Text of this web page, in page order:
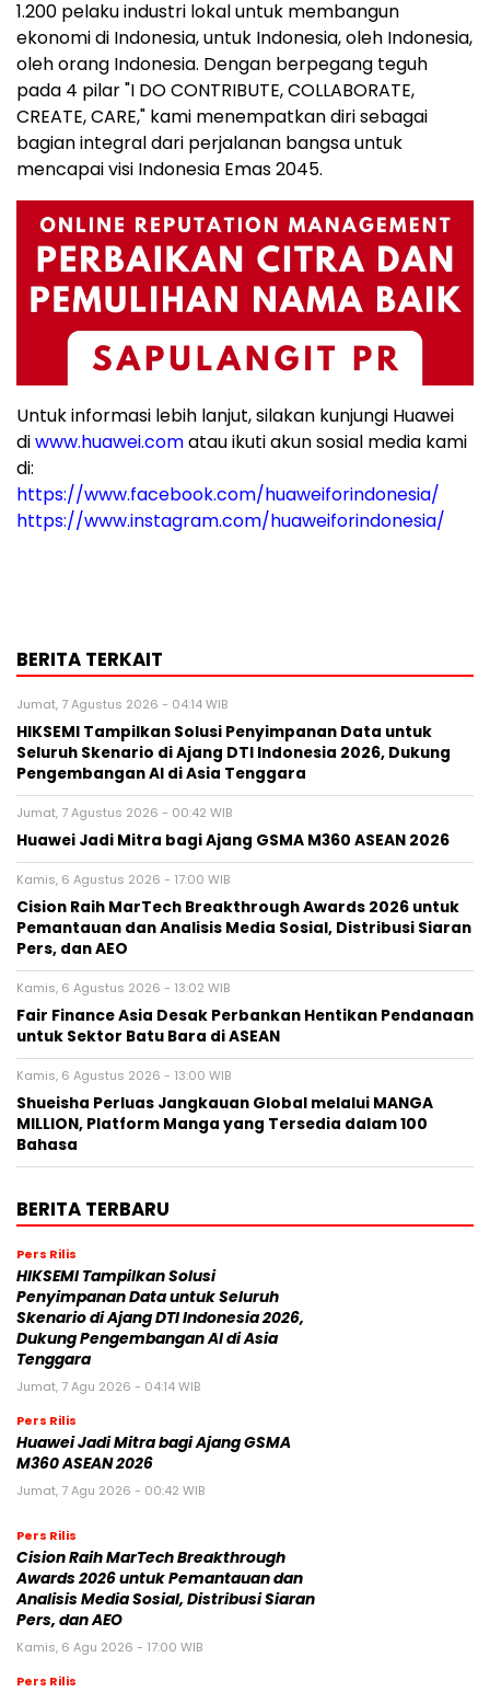
1.200 pelaku industri lokal untuk membangun
ekonomi di Indonesia, untuk Indonesia, oleh Indonesia,
oleh orang Indonesia. Dengan berpegang teguh
pada 4 pilar "I DO CONTRIBUTE, COLLABORATE,
CREATE, CARE," kami menempatkan diri sebagai
bagian integral dari perjalanan bangsa untuk
mencapai visi Indonesia Emas 2045.
Untuk informasi lebih lanjut, silakan kunjungi Huawei
diwww.huawei.comatau ikuti akun sosial media kami
di:
https://www.facebook.com/huaweiforindonesia/
https://www.instagram.com/huaweiforindonesia/
BERITA TERKAIT
Jumat, 7 Agustus 2026 - 04:14 WIB
HIKSEMI Tampilkan Solusi Penyimpanan Data untuk
Seluruh Skenario di Ajang DTI Indonesia 2026, Dukung
Pengembangan AI di Asia Tenggara
Jumat, 7 Agustus 2026 - 00:42 WIB
Huawei Jadi Mitra bagi Ajang GSMA M360 ASEAN 2026
Kamis, 6 Agustus 2026 - 17:00 WIB
Cision Raih MarTech Breakthrough Awards 2026 untuk
Pemantauan dan Analisis Media Sosial, Distribusi Siaran
Pers, dan AEO
Kamis, 6 Agustus 2026 - 13:02 WIB
Fair Finance Asia Desak Perbankan Hentikan Pendanaan
untuk Sektor Batu Bara di ASEAN
Kamis, 6 Agustus 2026 - 13:00 WIB
Shueisha Perluas Jangkauan Global melalui MANGA
MILLION, Platform Manga yang Tersedia dalam 100
Bahasa
BERITA TERBARU
Pers Rilis
HIKSEMI Tampilkan Solusi
Penyimpanan Data untuk Seluruh
Skenario di Ajang DTI Indonesia 2026,
Dukung Pengembangan AI di Asia
Tenggara
Jumat, 7 Agu 2026 - 04:14 WIB
Pers Rilis
Huawei Jadi Mitra bagi Ajang GSMA
M360 ASEAN 2026
Jumat, 7 Agu 2026 - 00:42 WIB
Pers Rilis
Cision Raih MarTech Breakthrough
Awards 2026 untuk Pemantauan dan
Analisis Media Sosial, Distribusi Siaran
Pers, dan AEO
Kamis, 6 Agu 2026 - 17:00 WIB
Pers Rilis